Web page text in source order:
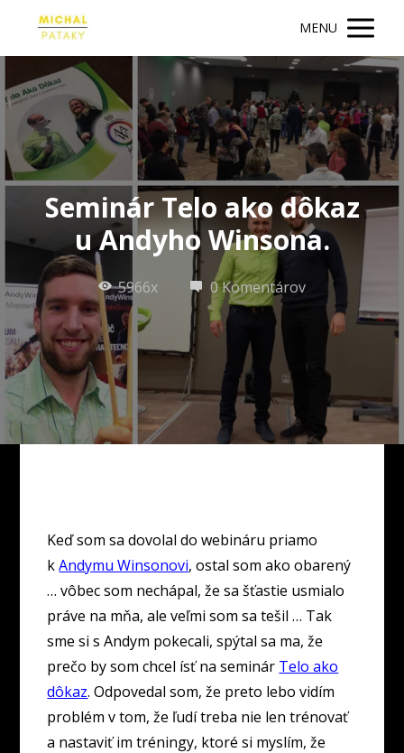
MENU
Seminár Telo ako dôkaz
u Andyho Winsona.
5966x 0 Komentárov
Keď som sa dovolal do webináru priamo
kAndymu Winsonovi, ostal som ako obarený
… vôbec som nechápal, že sa šťastie usmialo
práve na mňa, ale veľmi som sa tešil … Tak
sme si s Andym pokecali, spýtal sa ma, že
prečo by som chcel ísť na seminár Telo ako
dôkaz. Odpovedal som, že preto lebo vidím
problém v tom, že ľudí treba nie len trénovať
a nastaviť im tréningy, ktoré si myslím, že